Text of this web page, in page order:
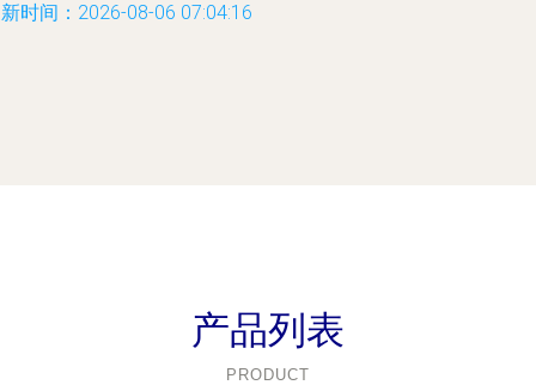
时间：2026-08-06 07:04:16
产品列表
PRODUCT